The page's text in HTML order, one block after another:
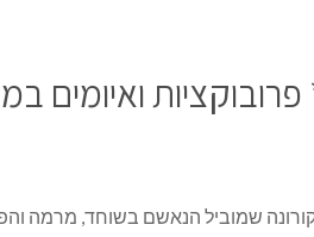
ואיומים
שמוביל הנאשם בשוחד, מרמה